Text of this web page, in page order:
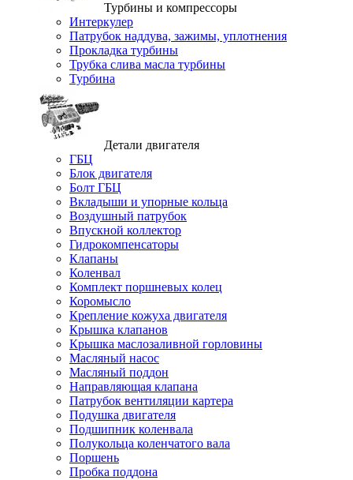
Турбины и компрессоры
Интеркулер
Патрубок наддува, зажимы, уплотнения
Прокладка турбины
Трубка слива масла турбины
Турбина
Детали двигателя
ГБЦ
Блок двигателя
Болт ГБЦ
Вкладыши и упорные кольца
Воздушный патрубок
Впускной коллектор
Гидрокомпенсаторы
Клапаны
Коленвал
Комплект поршневых колец
Коромысло
Крепление кожуха двигателя
Крышка клапанов
Крышка маслозаливной горловины
Масляный насос
Масляный поддон
Направляющая клапана
Патрубок вентиляции картера
Подушка двигателя
Подшипник коленвала
Полукольца коленчатого вала
Поршень
Пробка поддона